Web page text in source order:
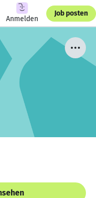
Anmelden
Job posten